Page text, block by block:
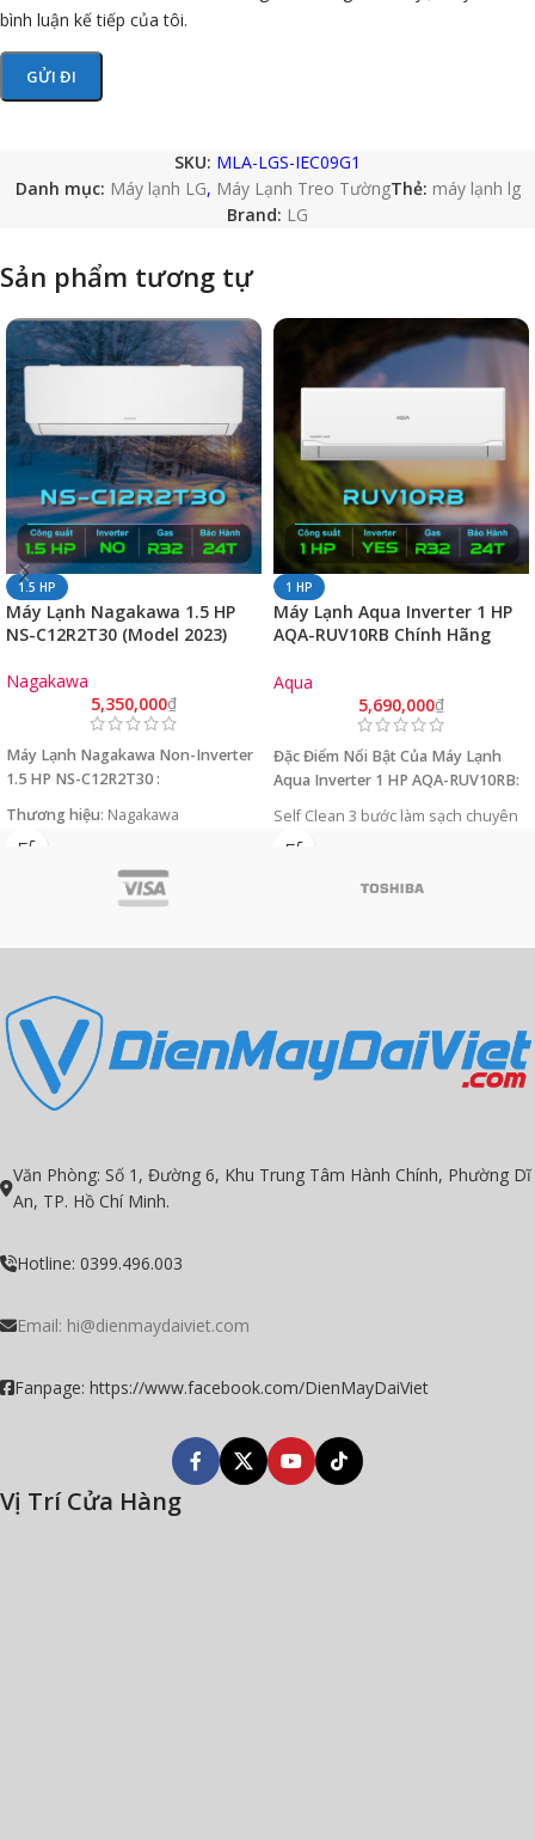
bình luận kế tiếp của tôi.
SKU: MLA-LGS-IEC09G1
Danh mục: Máy lạnh LG, Máy Lạnh Treo TườngThẻ: máy lạnh lg
Brand: LG
Sản phẩm tương tự
1.5 HP
Máy Lạnh Nagakawa 1.5 HP
NS-C12R2T30 (Model 2023)
Nagakawa
5,350,000₫
Máy Lạnh Nagakawa Non-Inverter
1.5 HP NS-C12R2T30 :
Thương hiệu: Nagakawa
Bảo hành:
: Malaysia
: Gas R32
1 HP
Máy Lạnh Aqua Inverter 1 HP
AQA-RUV10RB Chính Hãng
Aqua
5,690,000₫
Đặc Điểm Nổi Bật Của Máy Lạnh
Aqua Inverter 1 HP AQA-RUV10RB:
Self Clean 3 bước làm sạch chuyên
sâu.
Văn Phòng: Số 1, Đường 6, Khu Trung Tâm Hành Chính, Phường Dĩ
An, TP. Hồ Chí Minh.
Hotline: 0399.496.003
Email: hi@dienmaydaiviet.com
Fanpage: https://www.facebook.com/DienMayDaiViet
Vị Trí Cửa Hàng